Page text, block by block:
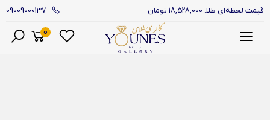
قیمت لحظه‌ای طلا: 18,528,000 تومان 09009000137
0